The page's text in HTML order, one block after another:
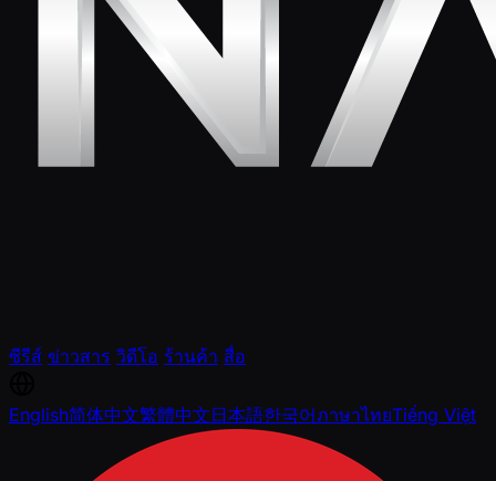
ซีรีส์ ข่าวสาร วิดีโอ ร้านค้า สื่อ
English简体中文繁體中文日本語한국어ภาษาไทยTiếng Việt